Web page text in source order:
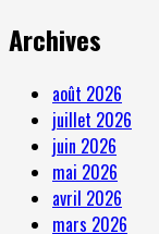
Archives
août 2026
juillet 2026
juin 2026
mai 2026
avril 2026
mars 2026